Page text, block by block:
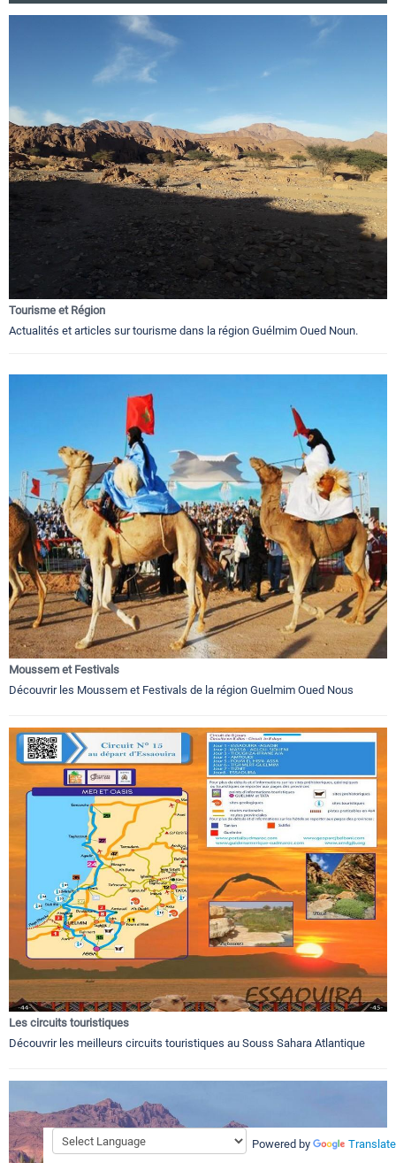
Tourisme et Région
Actualités et articles sur tourisme dans la région Guélmim Oued Noun.
Moussem et Festivals
Découvrir les Moussem et Festivals de la région Guelmim Oued Nous
Les circuits touristiques
Découvrir les meilleurs circuits touristiques au Souss Sahara Atlantique
Powered by Translate